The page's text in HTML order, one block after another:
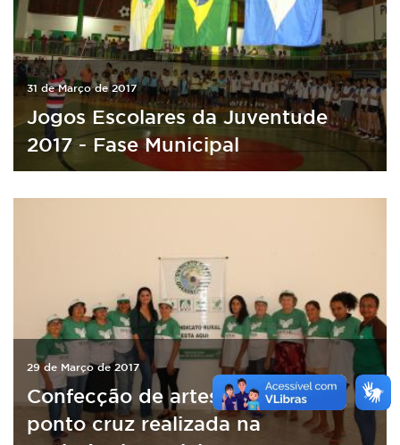
31 de Março de 2017
Jogos Escolares da Juventude
2017 - Fase Municipal
29 de Março de 2017
Confecção de artesanato em
ponto cruz realizada na